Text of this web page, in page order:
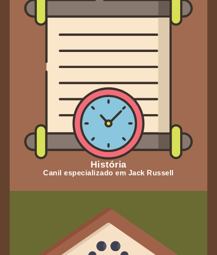
História
Canil especializado em Jack Russell